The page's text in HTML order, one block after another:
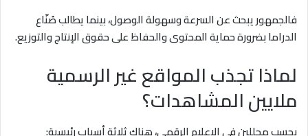
فالجمهور يبحث عن السرعة وسهولة الوصول، بينما يطالب صُنّاع
الدراما بضرورة حماية المحتوى والحفاظ على حقوق الإنتاج والتوزيع.
لماذا تجذب المواقع غير الرسمية
ملايين المشاهدات؟
بحسب محللين في الإعلام الرقمي، هناك ثلاثة أسباب رئيسية: